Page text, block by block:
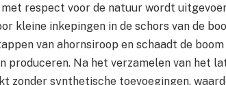
respect voor de natuur wordt
kleine inkepingen in de schors van de
van ahornsiroop en schaadt de
produceren. Na het verzamelen van het
zonder synthetische toevoegingen,